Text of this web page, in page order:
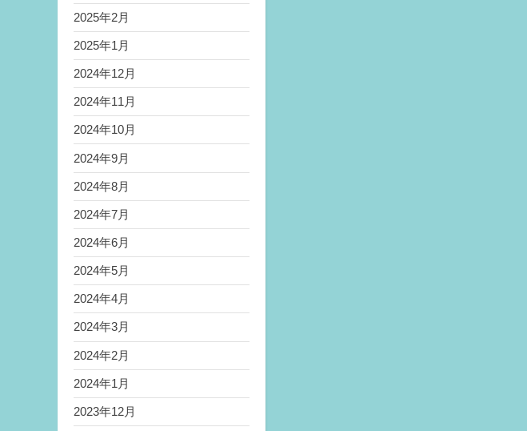
2025年2月
2025年1月
2024年12月
2024年11月
2024年10月
2024年9月
2024年8月
2024年7月
2024年6月
2024年5月
2024年4月
2024年3月
2024年2月
2024年1月
2023年12月